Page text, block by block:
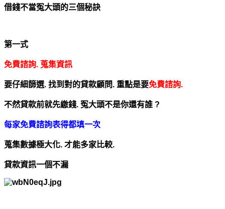
借錢不當冤大頭的三個秘訣
第一式
免費諮詢. 蒐集資訊
要仔細篩選. 找到對的貸款顧問. 重點是要免費諮詢.
不然貸款前就先繳錢. 冤大頭不是你還有誰 ?
每家免費諮詢表得都填一次
蒐集數據極大化. 才能多家比較.
貸款資訊一個不漏